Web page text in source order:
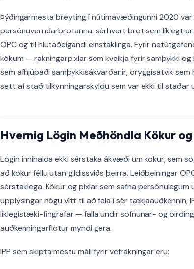
Þýðingarmesta breyting í nútímavæðingunni 2020 var
persónuverndarbrotanna: sérhvert brot sem líklegt
OPC og til hlutaðeigandi einstaklinga. Fyrir
kökum — rakningarpixlar sem kveikja fyrir samþykki
sem afhjúpaði samþykkisákvarðanir, öryggisatvik
sett af stað tilkynningarskyldu sem var ekki til staðar
Hvernig Lögin Meðhöndla Kökur
Lögin innihalda ekki sérstaka ákvæði um kökur, sem
að kökur féllu utan gildissviðs þeirra. Leiðbeiningar
sérstaklega. Kökur og pixlar sem safna
upplýsingar nógu vítt til að fela í sér tækjaauðkennin,
líklegistæki-fingrafar — falla undir söfnunar- og
auðkenningarflötur myndi gera.
IPP sem skipta mestu máli fyrir vefrakningar eru: